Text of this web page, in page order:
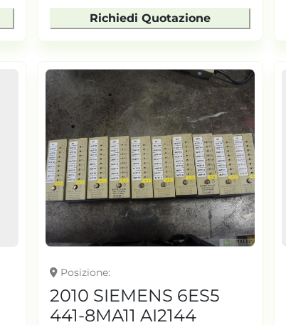
Richiedi Quotazione
Posizione
2010 SIEMENS 6ES5
441-8MA11 AI2144